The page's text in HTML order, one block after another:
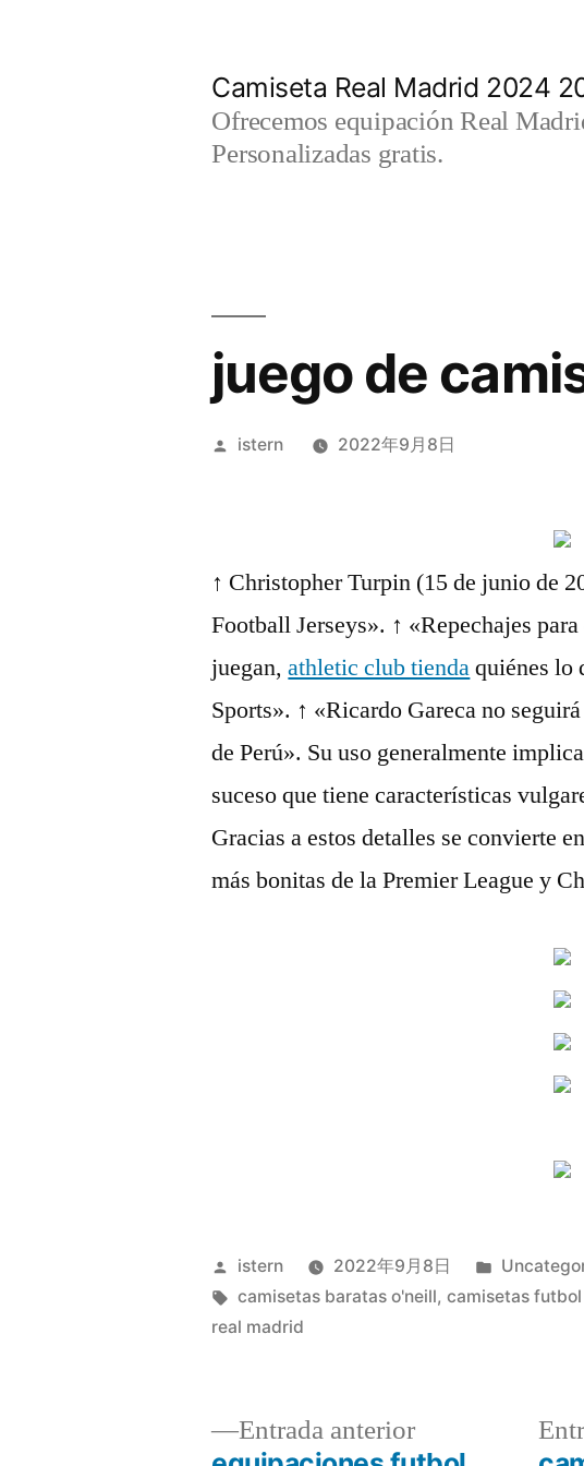
Camiseta Real Madrid 2024
Ofrecemos equipación Real
Personalizadas gratis.
juego de
Publicado
istern 2022年9月8日
↑ Christopher Turpin (15 de junio de
Football Jerseys». ↑ «Repechajes
juegan,athletic club tiendaquiénes lo
Sports». ↑ «Ricardo Gareca no
de Perú». Su uso generalmente
suceso que tiene características
Gracias a estos detalles se convierte
más bonitas de la Premier League y
Publicado
por
istern 2022年9月8日
Publicado
en
Etiquetas:
camisetas baratas o'neill,camisetas
real madrid
Entrada anteriorEntrada